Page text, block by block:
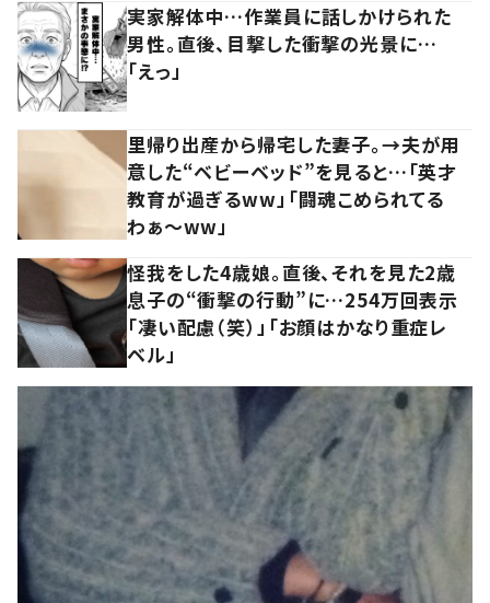
実家解体中…作業員に話しかけられた
男性。直後、目撃した衝撃の光景に…
「えっ」
里帰り出産から帰宅した妻子。→夫が用
意した“ベビーベッド”を見ると…「英才
教育が過ぎるww」「闘魂こめられてる
わぁ～ww」
怪我をした4歳娘。直後、それを見た2歳
息子の“衝撃の行動”に…254万回表示
「凄い配慮（笑）」「お顔はかなり重症レ
ベル」